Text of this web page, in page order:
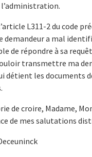
L311-2 du code
demandeur a mal
de répondre à sa
transmettre ma
détient les documents
de croire, Madame,
de mes salutations